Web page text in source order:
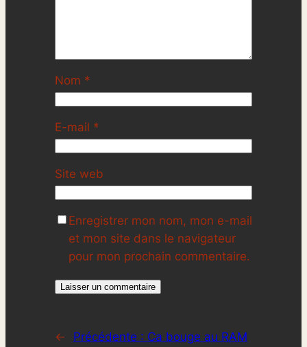
Nom *
E-mail *
Site web
Enregistrer mon nom, mon e-mail
et mon site dans le navigateur
pour mon prochain commentaire.
← Précédente : Ca bouge au RAM